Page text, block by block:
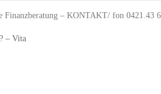
Finanzberatung – KONTAKT/ fon 0421.43
– Vita